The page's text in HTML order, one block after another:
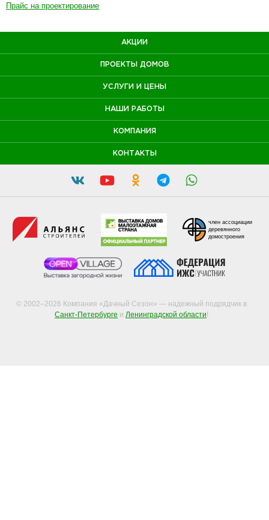
Прайс на проектирование
АКЦИИ
ПРОЕКТЫ ДОМОВ
УСЛУГИ И ЦЕНЫ
НАШИ РАБОТЫ
КОМПАНИЯ
КОНТАКТЫ
© 2002–2026 Компания «Дачный Сезон» — надежный подрядчик в
Санкт-Петербурге и Ленинградской области!
член ассоциации
деревянного
домостроения